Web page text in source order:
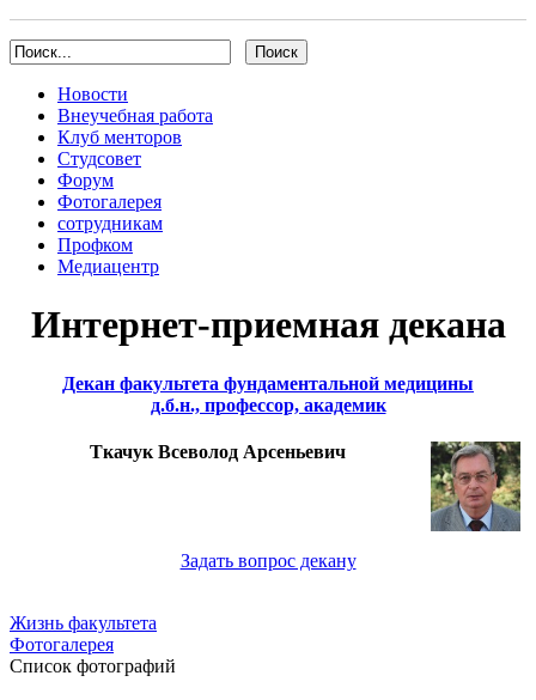
Новости
Внеучебная работа
Клуб менторов
Студсовет
Форум
Фотогалерея
сотрудникам
Профком
Медиацентр
Интернет-приемная декана
Декан факультета фундаментальной медицины
д.б.н., профессор, академик
Ткачук Всеволод Арсеньевич
Задать вопрос декану
Жизнь факультета
Фотогалерея
Список фотографий